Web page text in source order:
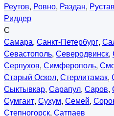
Реутов, Ровно, Раздан,
Риддер
С
Самара, Санкт-Петербург,
Севастополь, Северодвинск,
Серпухов, Симферополь,
Старый Оскол, Стерлитамак,
Сыктывкар, Сарапул, Саров,
Сумгаит, Сухум, Семей,
Степногорск, Сатпаев